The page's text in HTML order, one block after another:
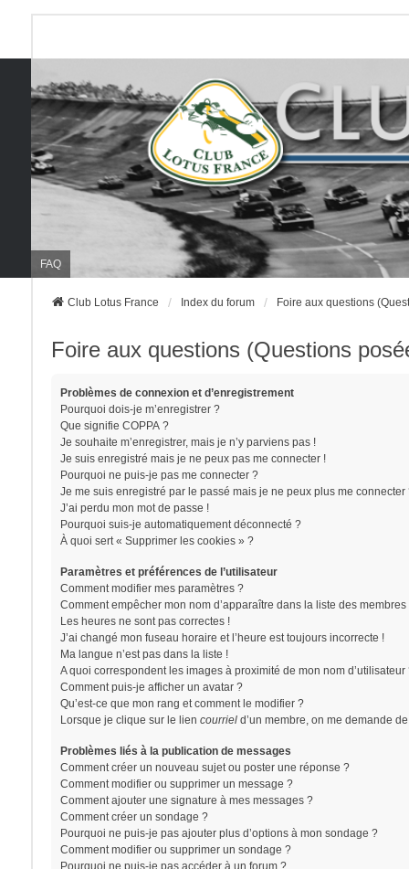
FAQ
Club Lotus France Index du forum Foire aux questions
Foire aux questions (Questions
Problèmes de connexion et d’enregistrement
Pourquoi dois-je m’enregistrer ?
Que signifie COPPA ?
Je souhaite m’enregistrer, mais je n’y parviens pas !
Je suis enregistré mais je ne peux pas me connecter !
Pourquoi ne puis-je pas me connecter ?
Je me suis enregistré par le passé mais je ne peux plus me connecter
J’ai perdu mon mot de passe !
Pourquoi suis-je automatiquement déconnecté ?
À quoi sert « Supprimer les cookies » ?
Paramètres et préférences de l’utilisateur
Comment modifier mes paramètres ?
Comment empêcher mon nom d’apparaître dans la liste des
Les heures ne sont pas correctes !
J’ai changé mon fuseau horaire et l’heure est toujours incorrecte !
Ma langue n’est pas dans la liste !
A quoi correspondent les images à proximité de mon nom d’utilisateur
Comment puis-je afficher un avatar ?
Qu’est-ce que mon rang et comment le modifier ?
Lorsque je clique sur le lien courrield’un membre, on me demande
Problèmes liés à la publication de messages
Comment créer un nouveau sujet ou poster une réponse ?
Comment modifier ou supprimer un message ?
Comment ajouter une signature à mes messages ?
Comment créer un sondage ?
Pourquoi ne puis-je pas ajouter plus d’options à mon sondage ?
Comment modifier ou supprimer un sondage ?
Pourquoi ne puis-je pas accéder à un forum ?